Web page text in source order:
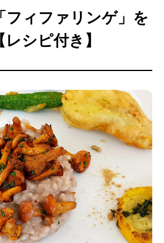
フィファリンゲ」を
シピ付き】